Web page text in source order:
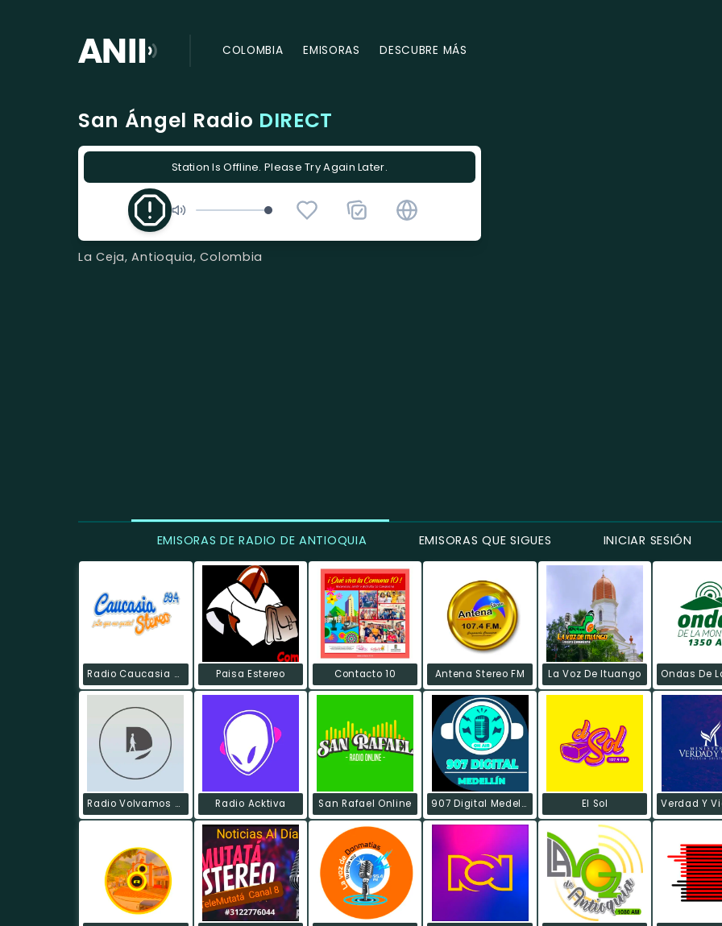
COLOMBIA EMISORAS DESCUBRE MÁS
San Ángel Radio DIRECT
Station Is Offline. Please Try Again Later.
La Ceja, Antioquia, Colombia
EMISORAS DE RADIO DE ANTIOQUIA EMISORAS QUE SIGUES INICIAR SESIÓN
Radio Caucasia Stereo Paisa Estereo Contacto 10 Antena Stereo FM La Voz De Ituango
Radio Volvamos A Dios Radio Acktiva San Rafael Online 907 Digital Medellin El Sol